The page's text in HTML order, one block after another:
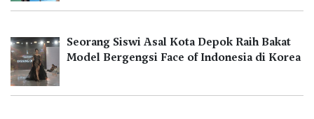
Seorang Siswi Asal Kota Depok Raih Bakat
Model Bergengsi Face of Indonesia di Korea